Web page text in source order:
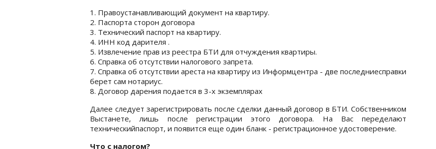
1. Правоустанавливающий документ на квартиру.
2. Паспорта сторон договора
3. Технический паспорт на квартиру.
4. ИНН код дарителя .
5. Извлечение прав из реестра БТИ для отчуждения квартиры.
6. Справка об отсутствии налогового запрета.
7. Справка об отсутствии ареста на квартиру из Информцентра - две последниесправки
берет сам нотариус.
8. Договор дарения подается в 3-х экземплярах
Далее следует зарегистрировать после сделки данный договор в БТИ. Собственником
Выстанете, лишь после регистрации этого договора. На Вас переделают
техническийпаспорт, и появится еще один бланк - регистрационное удостоверение.
Что с налогом?